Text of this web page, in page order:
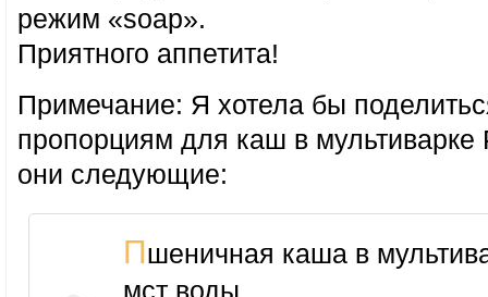
режим «soap».
Приятного аппетита!
Примечание: Я хотела бы
пропорциям для каш в мультиварке
они следующие:
Пшеничная каша в
мст воды